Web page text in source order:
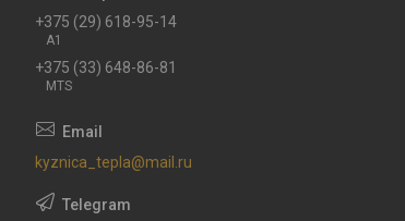
+375 (29) 618-95-14
A1
+375 (33) 648-86-81
MTS
kyznica_tepla@mail.ru